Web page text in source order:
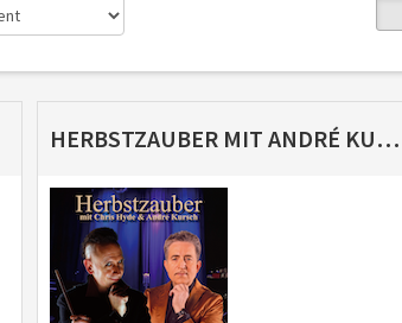
HERBSTZAUBER MIT ANDRÉ KURSCH & CHRIS HYDE (25.10.2026)